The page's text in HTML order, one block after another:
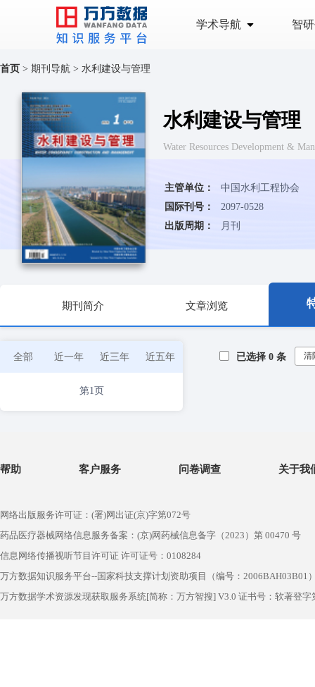
学术导航 智
首页 > 期刊导航 > 水利建设与管理
水利建设与管理
Water Resources Development &
主管单位：
中国水利工程协会
国际刊号：
2097-0528
出版周期：
月刊
期刊简介 文章浏览
全部 近一年 近三年 近五年
第1页
已选择 0 条 清
帮助 客户服务 问卷调查 关于我
网络出版服务许可证：(署)网出证(京)字第072号
药品医疗器械网络信息服务备案：(京)网药械信息备字（2023）第 00470 号
信息网络传播视听节目许可证 许可证号：0108284
万方数据知识服务平台--国家科技支撑计划资助项目（编号：2006BAH03B01
万方数据学术资源发现获取服务系统[简称：万方智搜] V3.0 证书号：软著登字